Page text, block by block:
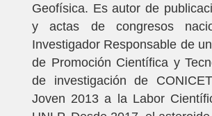
Geofísica. Es autor de
y actas de congresos
Investigador Responsable de
de Promoción Científica y
de investigación de
Joven 2013 a la Labor